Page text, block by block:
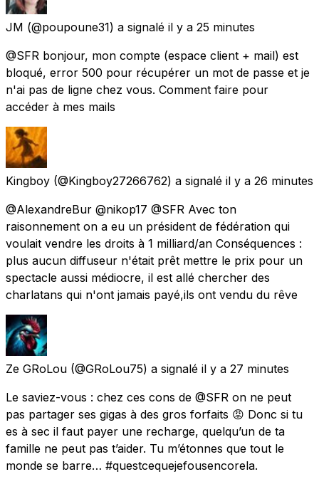
JM (@poupoune31) a signalé il y a 25 minutes
@SFR bonjour, mon compte (espace client + mail) est
bloqué, error 500 pour récupérer un mot de passe et je
n'ai pas de ligne chez vous. Comment faire pour
accéder à mes mails
Kingboy (@Kingboy27266762) a signalé il y a 26 minutes
@AlexandreBur @nikop17 @SFR Avec ton
raisonnement on a eu un président de fédération qui
voulait vendre les droits à 1 milliard/an Conséquences :
plus aucun diffuseur n'était prêt mettre le prix pour un
spectacle aussi médiocre, il est allé chercher des
charlatans qui n'ont jamais payé,ils ont vendu du rêve
Ze GRoLou (@GRoLou75) a signalé il y a 27 minutes
Le saviez-vous : chez ces cons de @SFR on ne peut
pas partager ses gigas à des gros forfaits 😡 Donc si tu
es à sec il faut payer une recharge, quelqu’un de ta
famille ne peut pas t’aider. Tu m’étonnes que tout le
monde se barre… #questcequejefousencorela.